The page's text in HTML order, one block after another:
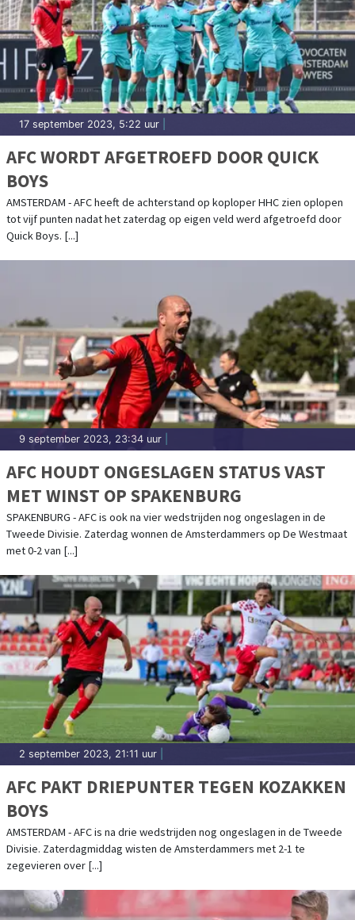
17 september 2023, 5:22 uur
AFC WORDT AFGETROEFD DOOR QUICK
BOYS
AMSTERDAM - AFC heeft de achterstand op koploper HHC zien oplopen
tot vijf punten nadat het zaterdag op eigen veld werd afgetroefd door
Quick Boys. [...]
9 september 2023, 23:34 uur
AFC HOUDT ONGESLAGEN STATUS VAST
MET WINST OP SPAKENBURG
SPAKENBURG - AFC is ook na vier wedstrijden nog ongeslagen in de
Tweede Divisie. Zaterdag wonnen de Amsterdammers op De Westmaat
met 0-2 van [...]
2 september 2023, 21:11 uur
AFC PAKT DRIEPUNTER TEGEN KOZAKKEN
BOYS
AMSTERDAM - AFC is na drie wedstrijden nog ongeslagen in de Tweede
Divisie. Zaterdagmiddag wisten de Amsterdammers met 2-1 te
zegevieren over [...]